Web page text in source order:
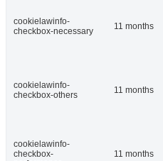
cookielawinfo-
checkbox-necessary
11 months
cookielawinfo-
checkbox-others
11 months
cookielawinfo-
checkbox-
11 months